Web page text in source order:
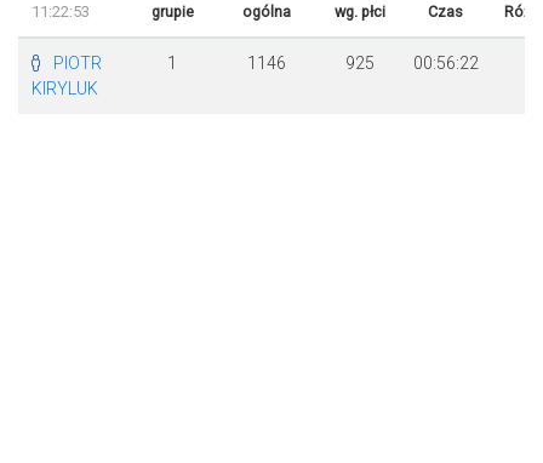
11:22:53
grupie
ogólna
wg. płci
Czas
PIOTR
KIRYLUK
1 1146 925 00:56:22